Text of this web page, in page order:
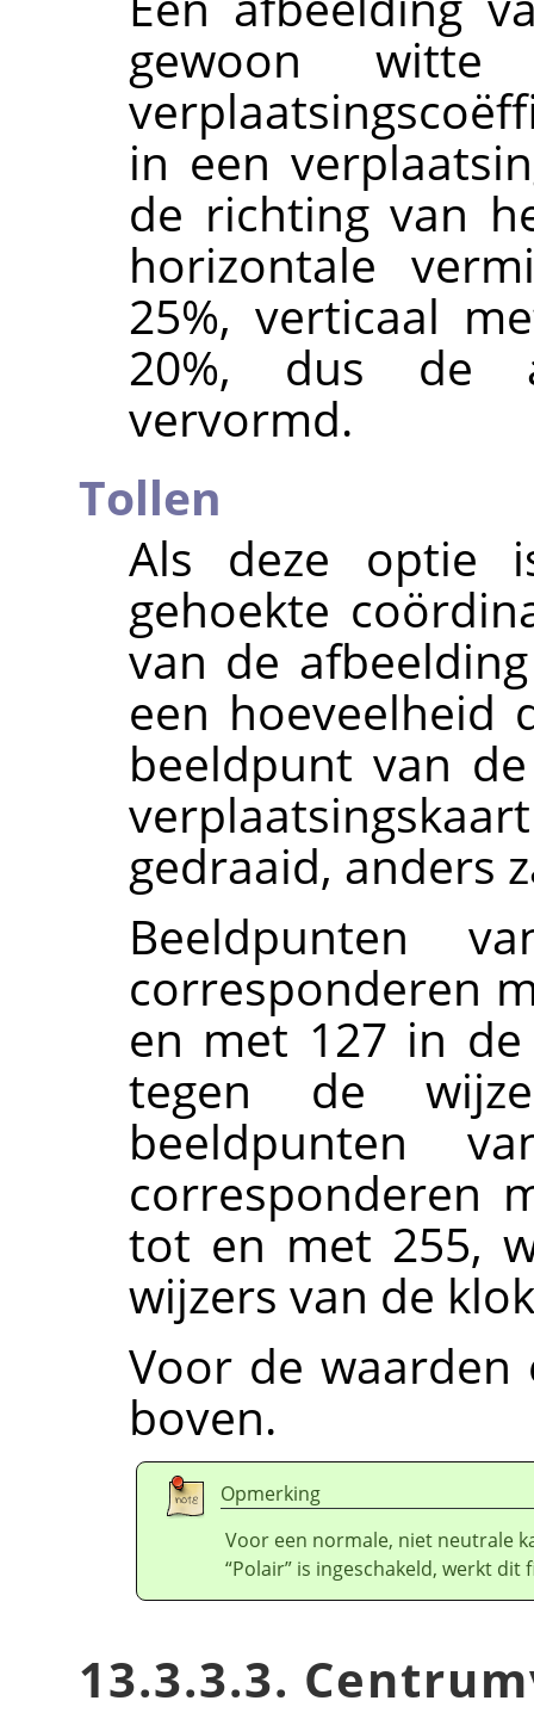
gewoon witte
in een
de richting van
horizontale
25%, verticaal
20%, dus de
vervormd.
Tollen
Als deze optie
gehoekte
van de
een hoeveelheid
beeldpunt van
gedraaid, anders
Beeldpunten
corresponderen
en met 127 in
tegen de
beeldpunten
corresponderen
tot en met 255,
wijzers van de
Voor de waarden
boven.
Opmerking
Voor een normale, niet neutrale
“Polair” is ingeschakeld, werkt dit
13.3.3.3.